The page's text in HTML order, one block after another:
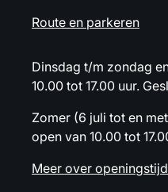
Route en parkeren
Dinsdag t/m zondag
10.00 tot 17.00 uur.
Zomer (6 juli tot en
open van 10.00 tot
Meer over